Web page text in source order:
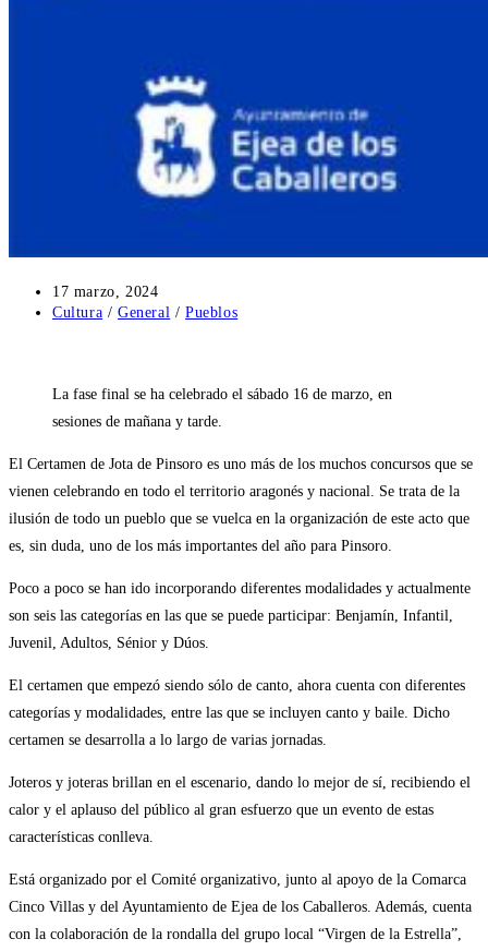
Publicación
de
17 marzo, 2024
Categoría
Cultura / General / Pueblos
La fase final se ha celebrado el sábado 16 de marzo, en
sesiones de mañana y tarde.
El Certamen de Jota de Pinsoro es uno más de los muchos concursos que se
vienen celebrando en todo el territorio aragonés y nacional. Se trata de la
ilusión de todo un pueblo que se vuelca en la organización de este acto que
es, sin duda, uno de los más importantes del año para Pinsoro.
Poco a poco se han ido incorporando diferentes modalidades y actualmente
son seis las categorías en las que se puede participar: Benjamín, Infantil,
Juvenil, Adultos, Sénior y Dúos.
El certamen que empezó siendo sólo de canto, ahora cuenta con diferentes
categorías y modalidades, entre las que se incluyen canto y baile. Dicho
certamen se desarrolla a lo largo de varias jornadas.
Joteros y joteras brillan en el escenario, dando lo mejor de sí, recibiendo el
calor y el aplauso del público al gran esfuerzo que un evento de estas
características conlleva.
Está organizado por el Comité organizativo, junto al apoyo de la Comarca
Cinco Villas y del Ayuntamiento de Ejea de los Caballeros. Además, cuenta
con la colaboración de la rondalla del grupo local “Virgen de la Estrella”,